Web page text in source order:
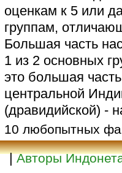
оценкам к 5 или
группам,
Большая часть
1 из 2 основных
это большая
центральной
(дравидийской) -
10 любопытных
|Авторы